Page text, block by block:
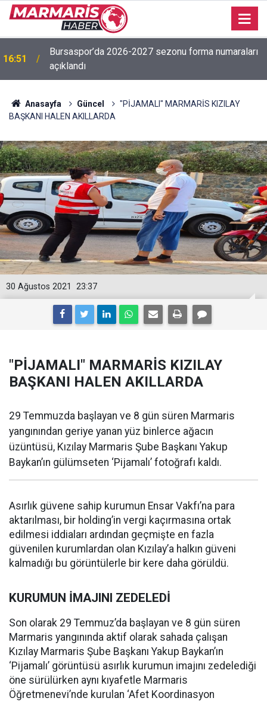
16:51
Bursaspor’da 2026-2027 sezonu forma numaraları
açıklandı
Anasayfa Güncel
"PİJAMALI" MARMARİS KIZILAY
BAŞKANI HALEN AKILLARDA
23:37
30 Ağustos 2021
"PİJAMALI" MARMARİS KIZILAY
BAŞKANI HALEN AKILLARDA
29 Temmuzda başlayan ve 8 gün süren Marmaris
yangınından geriye yanan yüz binlerce ağacın
üzüntüsü, Kızılay Marmaris Şube Başkanı Yakup
Baykan’ın gülümseten ‘Pijamalı’ fotoğrafı kaldı.
Asırlık güvene sahip kurumun Ensar Vakfı’na para
aktarılması, bir holding’in vergi kaçırmasına ortak
edilmesi iddiaları ardından geçmişte en fazla
güvenilen kurumlardan olan Kızılay’a halkın güveni
kalmadığı bu görüntülerle bir kere daha görüldü.
KURUMUN İMAJINI ZEDELEDİ
Son olarak 29 Temmuz’da başlayan ve 8 gün süren
Marmaris yangınında aktif olarak sahada çalışan
Kızılay Marmaris Şube Başkanı Yakup Baykan’ın
‘Pijamalı’ görüntüsü asırlık kurumun imajını zedelediği
öne sürülürken aynı kıyafetle Marmaris
Öğretmenevi’nde kurulan ‘Afet Koordinasyon